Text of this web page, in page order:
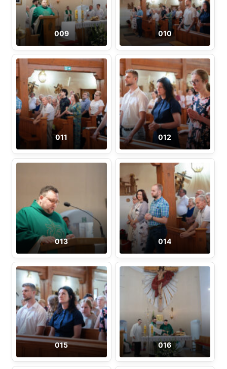
009 010
011 012
013 014
015 016